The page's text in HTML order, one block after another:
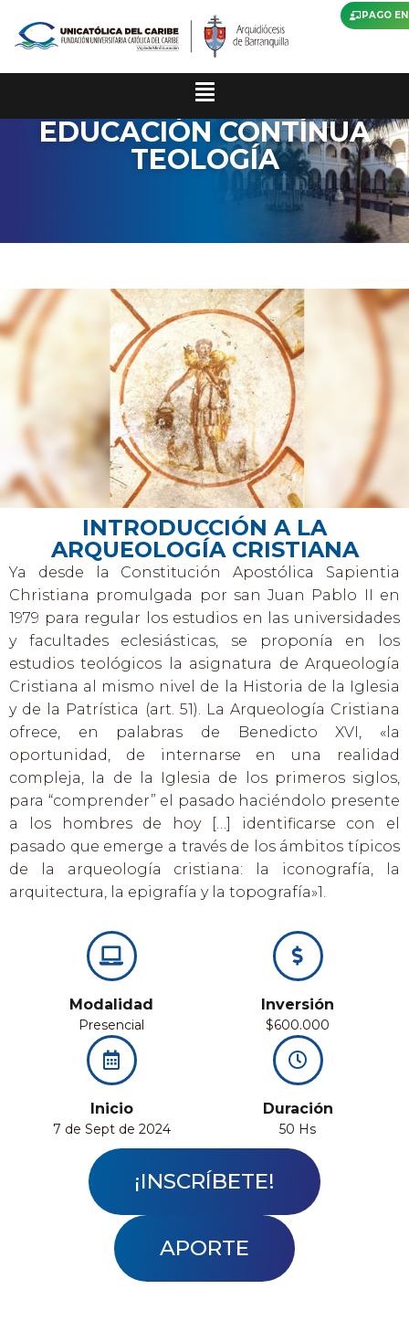
PAGO
EDUCACIÓN CONTÍNUA
TEOLOGÍA
INTRODUCCIÓN A LA
ARQUEOLOGÍA CRISTIANA
Ya desde la Constitución Apostólica Sapientia
Christiana promulgada por san Juan Pablo II en
1979 para regular los estudios en las universidades
y facultades eclesiásticas, se proponía en los
estudios teológicos la asignatura de Arqueología
Cristiana al mismo nivel de la Historia de la Iglesia
y de la Patrística (art. 51). La Arqueología Cristiana
ofrece, en palabras de Benedicto XVI, «la
oportunidad, de internarse en una realidad
compleja, la de la Iglesia de los primeros siglos,
para “comprender” el pasado haciéndolo presente
a los hombres de hoy […] identificarse con el
pasado que emerge a través de los ámbitos típicos
de la arqueología cristiana: la iconografía, la
arquitectura, la epigrafía y la topografía»1.
Modalidad
Presencial
Inversión
$600.000
Inicio
7 de Sept de 2024
Duración
50 Hs
¡INSCRÍBETE!
APORTE